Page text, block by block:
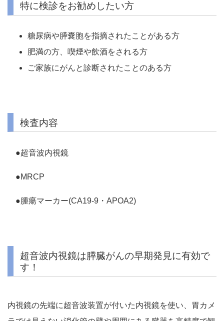
特に検診をお勧めしたい方
糖尿病や膵嚢胞を指摘されたことがある方
肥満の方、喫煙や飲酒をされる方
ご家族にがんと診断されたことのある方
検査内容
●超音波内視鏡
●MRCP
●腫瘍マーカー(CA19-9・APOA2)
超音波内視鏡は膵臓がんの早期発見に有効で
す！
内視鏡の先端に超音波装置が付いた内視鏡を使い、胃カメ